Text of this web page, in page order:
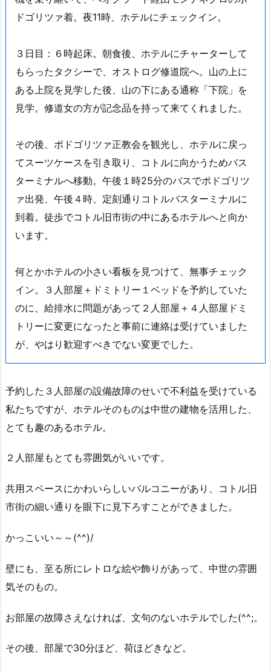
ドゴリツァ着。夜11時、ホテルにチェックイン。
３日目：６時起床。朝食後、ホテルにチャーターして
もらったタクシーで、オストログ修道院へ。山の上に
ある上院を見学した後、山の下にある通称「下院」を
見学。修道女の方が記念品を持って来てくれました。
その後、ポドゴリツァ正教会を観光し、ホテルに戻っ
てスーツケースを引き取り、コトルに向かうためバス
ターミナルへ移動。午後１時25分のバスでポドゴリツ
ァ出発、午後４時、定刻通りコトルバスターミナルに
到着。徒歩でコトル旧市街の中にあるホテルへと向か
います。
何とかホテルの小さい看板を見つけて、無事チェック
イン。３人部屋＋ドミトリー１ベッドを予約していた
のに、給排水に問題があって２人部屋＋４人部屋ドミ
トリーに変更になったと事前に連絡は受けていました
が、やはり歓迎すべきでない変更でした。
予約した３人部屋の設備故障のせいで不利益を受けている
私たちですが、ホテルそのものは中世の建物を活用した、
とても趣のあるホテル。
２人部屋もとても雰囲気がいいです。
共用スペースにかわいらしいバルコニーがあり、コトル旧
市街の細い通りを眼下に見下ろすことができました。
かっこいい～～(^^)/
壁にも、至る所にレトロな絵や飾りがあって、中世の雰囲
気そのもの。
お部屋の故障さえなければ、文句のないホテルでした(^^;。
その後、部屋で30分ほど、荷ほどきなど。